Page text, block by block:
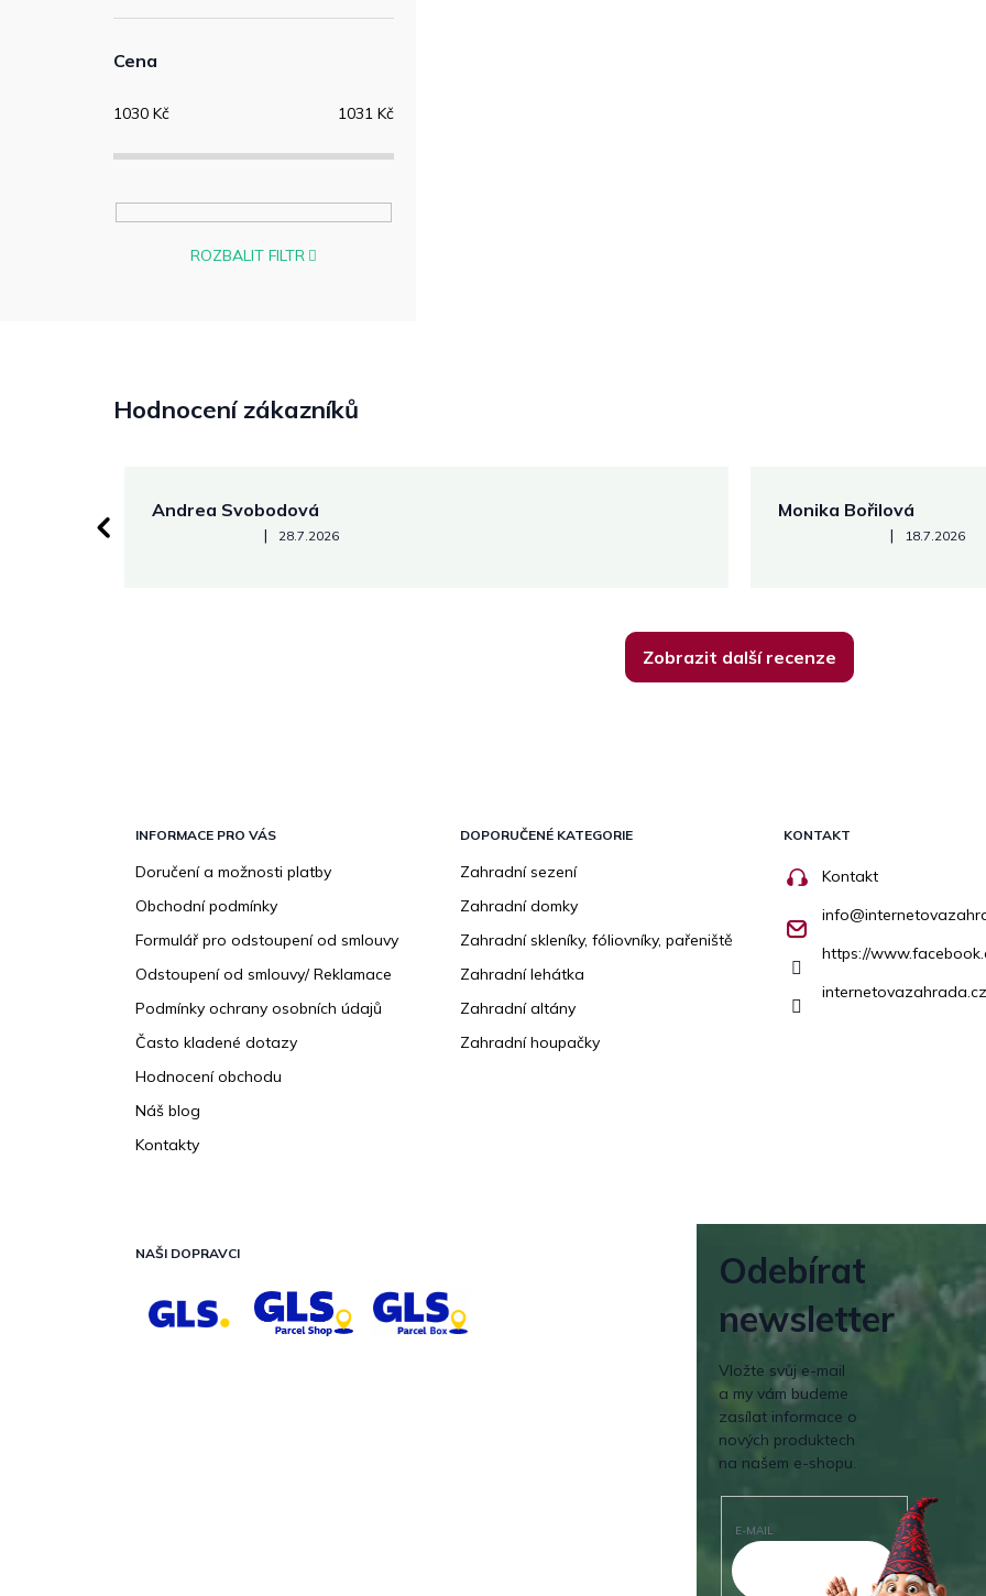
Cena
1030 Kč 1031 Kč
ROZBALIT FILTR
Hodnocení zákazníků
Andrea Svobodová
Hodnocení obchodu je 5 z 5 hvězdiček.
| 28.7.2026
Monika Bořilová
Hodnocení obchodu je 5 z
| 18.7.2026
Zobrazit další recenze
INFORMACE PRO VÁS
Doručení a možnosti platby
Obchodní podmínky
Formulář pro odstoupení od smlouvy
Odstoupení od smlouvy/ Reklamace
Podmínky ochrany osobních údajů
Často kladené dotazy
Hodnocení obchodu
Náš blog
Kontakty
DOPORUČENÉ KATEGORIE
Zahradní sezení
Zahradní domky
Zahradní skleníky, fóliovníky, pařeniště
Zahradní lehátka
Zahradní altány
Zahradní houpačky
KONTAKT
Kontakt
info@
https://
NAŠI DOPRAVCI
Odebírat
newsletter
Vložte svůj e-mail
a my vám budeme
zasílat informace o
nových produktech
na našem e-shopu.
E-MAIL